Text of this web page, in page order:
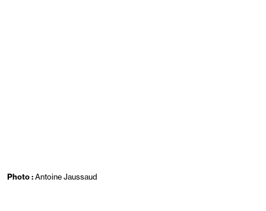
Photo :Antoine Jaussaud